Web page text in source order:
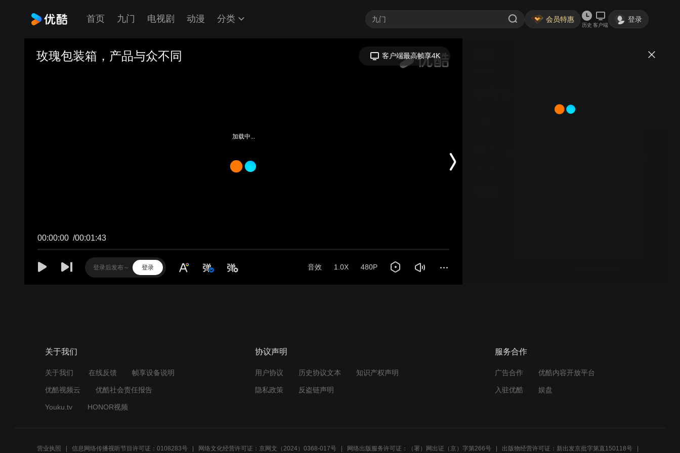
首页 九门 电视剧 动漫 分类 会员特惠
历史 客户端
登录
加载中...
关于我们
关于我们 在线反馈 帧享设备说明
优酷视频云 优酷社会责任报告
Youku.tv HONOR视频
协议声明
用户协议 历史协议文本 知识产权声明
隐私政策 反盗链声明
服务合作
广告合作 优酷内容开放平台
入驻优酷 娱盘
营业执照 信息网络传播视听节目许可证：0108283号 网络文化经营许可证：京网文（2024）0368-017号 网络出版服务许可证：（署）网出证（京）字第266号 出版物经营许可证：新出发京批字第直150118号